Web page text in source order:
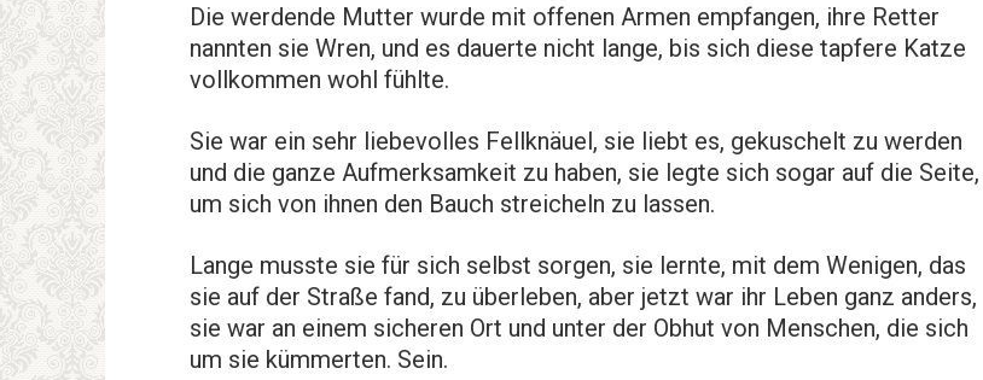
Die werdende Mutter wurde mit offenen Armen empfangen, ihre Retter
nannten sie Wren, und es dauerte nicht lange, bis sich diese tapfere Katze
vollkommen wohl fühlte.
Sie war ein sehr liebevolles Fellknäuel, sie liebt es, gekuschelt zu werden
und die ganze Aufmerksamkeit zu haben, sie legte sich sogar auf die Seite,
um sich von ihnen den Bauch streicheln zu lassen.
Lange musste sie für sich selbst sorgen, sie lernte, mit dem Wenigen, das
sie auf der Straße fand, zu überleben, aber jetzt war ihr Leben ganz anders,
sie war an einem sicheren Ort und unter der Obhut von Menschen, die sich
um sie kümmerten. Sein.